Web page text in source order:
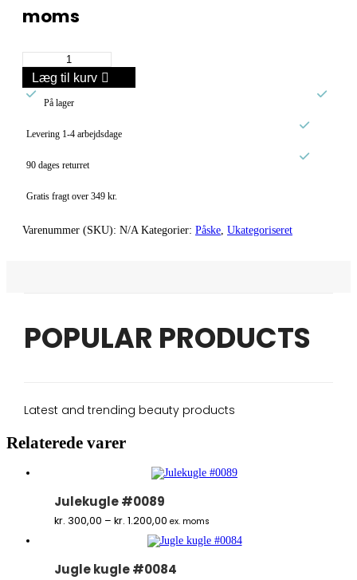
moms
Påske
#0245
antal
Læg til kurv

På lager

Levering 1-4 arbejdsdage

90 dages returret

Gratis fragt over 349 kr.
Varenummer (SKU): N/A Kategorier: Påske, Ukategoriseret
POPULAR PRODUCTS
Latest and trending beauty products
Relaterede varer
Julekugle #0089
kr. 300,00 – kr. 1.200,00Prisinterval:
til
kr. 1.200,00
ex. moms
Jugle kugle #0084